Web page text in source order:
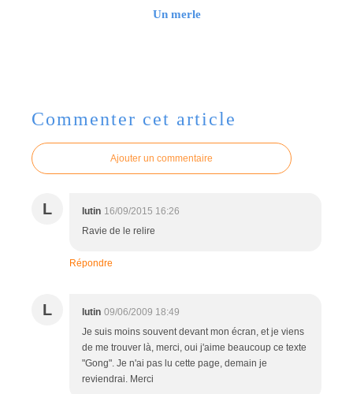
Un merle
Commenter cet article
Ajouter un commentaire
L lutin 16/09/2015 16:26
Ravie de le relire
Répondre
L lutin 09/06/2009 18:49
Je suis moins souvent devant mon écran, et je viens
de me trouver là, merci, oui j'aime beaucoup ce texte
"Gong". Je n'ai pas lu cette page, demain je
reviendrai. Merci